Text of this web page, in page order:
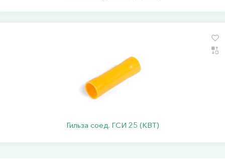
Гильза соед. ГСИ 25 (КВТ)